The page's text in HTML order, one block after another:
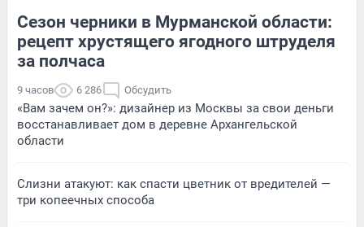
Сезон черники в Мурманской области:
рецепт хрустящего ягодного штруделя
за полчаса
9 часов 6 286 Обсудить
«Вам зачем он?»: дизайнер из Москвы за свои деньги
восстанавливает дом в деревне Архангельской
области
Слизни атакуют: как спасти цветник от вредителей —
три копеечных способа